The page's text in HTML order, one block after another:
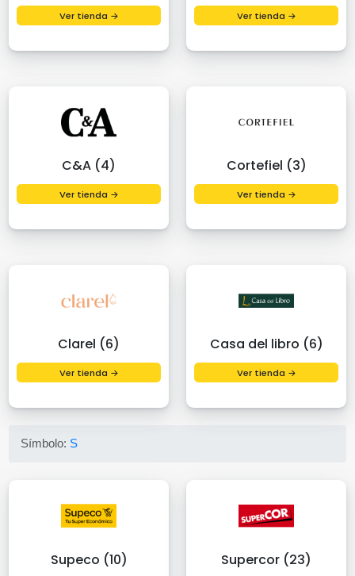
Ver tienda → Ver tienda →
C&A (4)
Ver tienda →
Cortefiel (3)
Ver tienda →
Clarel (6)
Ver tienda →
Casa del libro (6)
Ver tienda →
Símbolo: S
Supeco (10) Supercor (23)